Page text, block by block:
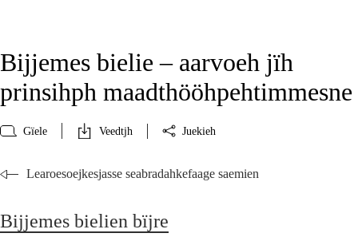
Bijjemes bielie – aarvoeh jïh
prinsihph maadthööhpehtimmesne
Gïele Veedtjh Juekieh
Learoesoejkesjasse seabradahkefaage saemien
Bijjemes bielien bïjre